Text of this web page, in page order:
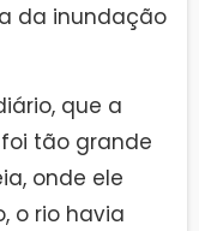
da inundação
que a
tão grande
onde ele
o rio havia